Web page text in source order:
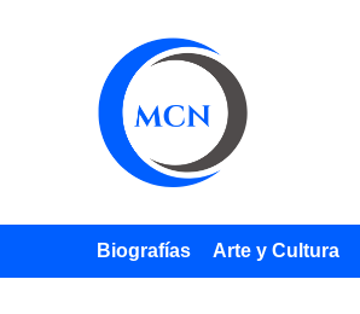
Biografías Arte y Cultura